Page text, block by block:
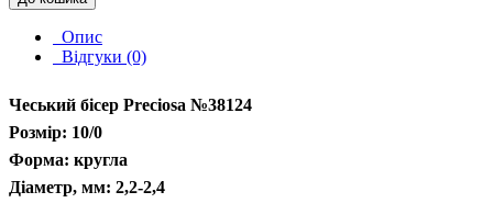
Опис
Відгуки (0)
Чеський бісер Preciosa №38124
Розмір: 10/0
Форма: кругла
Діаметр, мм: 2,2-2,4